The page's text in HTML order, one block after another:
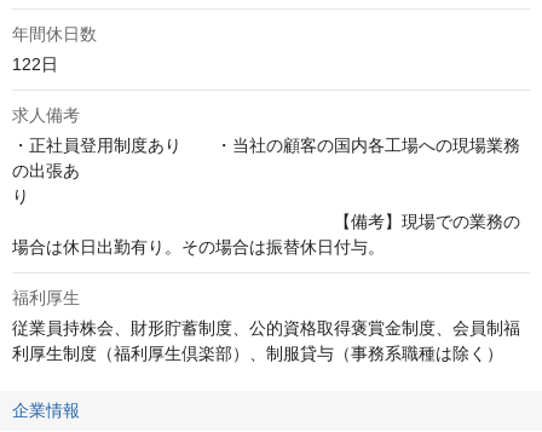
年間休日数
122日
求人備考
・正社員登用制度あり　　・当社の顧客の国内各工場への現場業務
の出張あ
り
【備考】現場での業務の
場合は休日出勤有り。その場合は振替休日付与。
福利厚生
従業員持株会、財形貯蓄制度、公的資格取得褒賞金制度、会員制福
利厚生制度（福利厚生倶楽部）、制服貸与（事務系職種は除く）
企業情報